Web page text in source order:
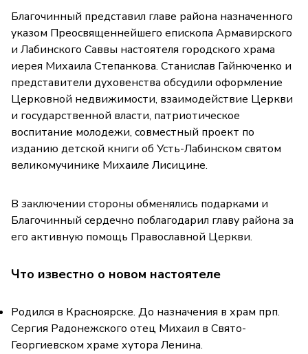
Благочинный представил главе района назначенного
указом Преосвященнейшего епископа Армавирского
и Лабинского Саввы настоятеля городского храма
иерея Михаила Степанкова. Станислав Гайнюченко и
представители духовенства обсудили оформление
Церковной недвижимости, взаимодействие Церкви
и государственной власти, патриотическое
воспитание молодежи, совместный проект по
изданию детской книги об Усть-Лабинском святом
великомучинике Михаиле Лисицине.
В заключении стороны обменялись подарками и
Благочинный сердечно поблагодарил главу района за
его активную помощь Православной Церкви.
Что известно о новом настоятеле
Родился в Красноярске. До назначения в храм прп.
Сергия Радонежского отец Михаил в Свято-
Георгиевском храме хутора Ленина.